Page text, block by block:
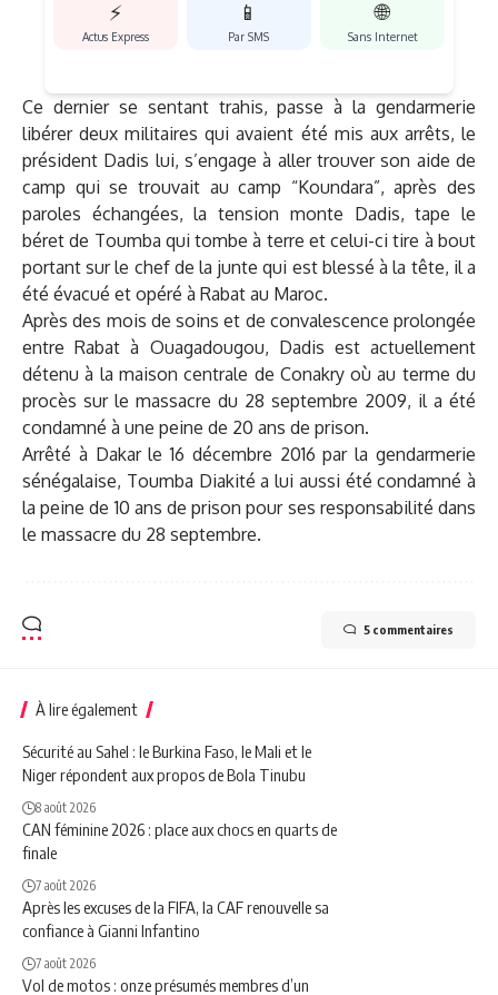
⚡
Actus Express
📱
Par SMS
🌐
Sans Internet
Ce dernier se sentant trahis, passe à la gendarmerie
libérer deux militaires qui avaient été mis aux arrêts, le
président Dadis lui, s’engage à aller trouver son aide de
camp qui se trouvait au camp “Koundara”, après des
paroles échangées, la tension monte Dadis, tape le
béret de Toumba qui tombe à terre et celui-ci tire à bout
portant sur le chef de la junte qui est blessé à la tête, il a
été évacué et opéré à Rabat au Maroc.
Après des mois de soins et de convalescence prolongée
entre Rabat à Ouagadougou, Dadis est actuellement
détenu à la maison centrale de Conakry où au terme du
procès sur le massacre du 28 septembre 2009, il a été
condamné à une peine de 20 ans de prison.
Arrêté à Dakar le 16 décembre 2016 par la gendarmerie
sénégalaise, Toumba Diakité a lui aussi été condamné à
la peine de 10 ans de prison pour ses responsabilité dans
le massacre du 28 septembre.
5 commentaires
À lire également
Sécurité au Sahel : le Burkina Faso, le Mali et le
Niger répondent aux propos de Bola Tinubu
8 août 2026
CAN féminine 2026 : place aux chocs en quarts de
finale
7 août 2026
Après les excuses de la FIFA, la CAF renouvelle sa
confiance à Gianni Infantino
7 août 2026
Vol de motos : onze présumés membres d’un